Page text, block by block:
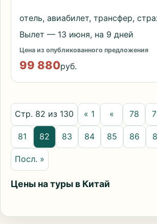
отель, авиабилет, трансфер,
Вылет — 13 июня, на 9 дней
Цена из опубликованного предложения
99 880руб.
Стр. 82 из 130 « 1 « 78
81 82 83 84 85 86
Посл. »
Цены на туры в Китай